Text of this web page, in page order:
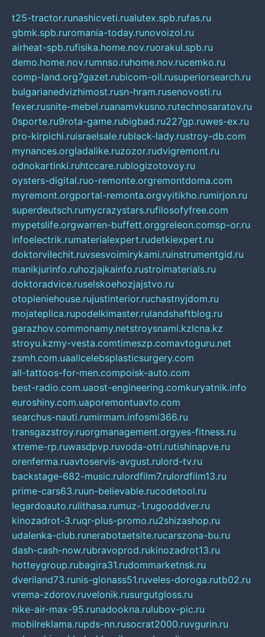
t25-tractor.runashicveti.rualutex.spb.rufas.ru
gbmk.spb.ruromania-today.runovoizol.ru
airheat-spb.rufisika.home.nov.ruorakul.spb.ru
demo.home.nov.rumnso.ruhome.nov.rucemko.ru
comp-land.org7gazet.rubicom-oil.rusuperiorsearch.ru
bulgarianedvizhimost.rusn-hram.rusenovosti.ru
fexer.rusnite-mebel.ruanamvkusno.rutechnosaratov.ru
0sporte.ru9rota-game.rubigbad.ru227gp.ruwes-ex.ru
pro-kirpichi.ruisraelsale.rublack-lady.rustroy-db.com
mynances.orgladalike.ruzozor.rudvigremont.ru
odnokartinki.ruhtccare.rublogizotovoy.ru
oysters-digital.ruo-remonte.orgremontdoma.com
myremont.orgportal-remonta.orgvyitikho.rumirjon.ru
superdeutsch.rumycrazystars.rufilosofyfree.com
mypetslife.orgwarren-buffett.orggreleon.comsp-or.ru
infoelectrik.rumaterialexpert.rudetkiexpert.ru
doktorvilechit.ruvsesvoimirykami.ruinstrumentgid.ru
manikjurinfo.ruhozjajkainfo.rustroimaterials.ru
doktoradvice.ruselskoehozjajstvo.ru
otopleniehouse.rujustinterior.ruchastnyjdom.ru
mojateplica.rupodelkimaster.rulandshaftblog.ru
garazhov.commonamy.netstroysnami.kzlcna.kz
stroyu.kzmy-vesta.comtimeszp.comavtoguru.net
zsmh.com.uaallcelebsplasticsurgery.com
all-tattoos-for-men.compoisk-auto.com
best-radio.com.uaost-engineering.comkuryatnik.info
euroshiny.com.uaporemontuavto.com
searchus-nauti.rumirmam.infosmi366.ru
transgazstroy.ruorgmanagement.orgyes-fitness.ru
xtreme-rp.ruwasdpvp.ruvoda-otri.rutishinapve.ru
orenferma.ruavtoservis-avgust.rulord-tv.ru
backstage-682-music.rulordfilm7.rulordfilm13.ru
prime-cars63.ruun-believable.rucodetool.ru
legardoauto.rulithasa.rumuz-1.rugooddver.ru
kinozadrot-3.ruqr-plus-promo.ru2shizashop.ru
udalenka-club.runerabotaetsite.rucarszona-bu.ru
dash-cash-now.rubravoprod.rukinozadrot13.ru
hotteygroup.rubagira31.rudommarketnsk.ru
dveriland73.runis-glonass51.ruveles-doroga.rutb02.ru
vrema-zdorov.ruvelonik.rusurgutgloss.ru
nike-air-max-95.runadookna.rulubov-pic.ru
mobilreklama.rupds-nn.rusocrat2000.ruvgurin.ru